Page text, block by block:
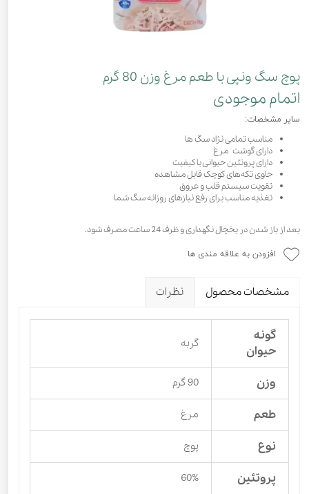
پوچ سگ ونپی با طعم مرغ وزن 80 گرم
اتمام موجودی
سایر مشخصات:
مناسب تمامی نژاد سگ ها
دارای گوشت مرغ
دارای پروتئین حیوانی با کیفیت
حاوی تکه‌های کوچک قابل مشاهده
تقویت سیستم قلب و عروق
تغذیه مناسب برای رفع نیاز‌های روزانه سگ شما
بعد از باز شدن در یخچال نگهداری و ظرف 24 ساعت مصرف شود.
افزودن به علاقه مندی ها
مشخصات محصول نظرات
گونه
حیوان
گربه
وزن 90 گرم
طعم مرغ
نوع پوچ
پروتئین 60%